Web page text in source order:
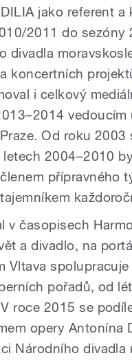
jako referent
2011 do sezóny
divadla
koncertních
i celkový
Od roku
letech 2004–2010
přípravného
v časopisech
a divadlo, na
Vltava
pořadů, od
roce 2015 se
opery Antonína
Národního